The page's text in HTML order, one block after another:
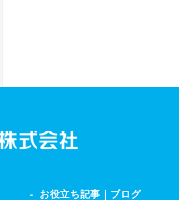
お役立ち記事｜ブログ